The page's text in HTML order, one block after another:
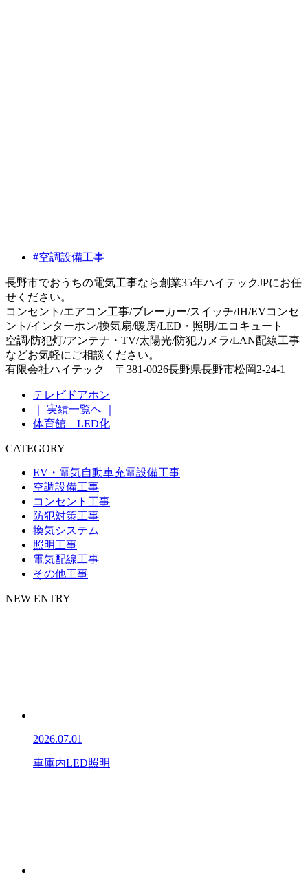
#空調設備工事
長野市でおうちの電気工事なら創業35年ハイテックJPにお任
せください。
コンセント/エアコン工事/ブレーカー/スイッチ/IH/EVコンセ
ント/インターホン/換気扇/暖房/LED・照明/エコキュート
空調/防犯灯/アンテナ・TV/太陽光/防犯カメラ/LAN配線工事
などお気軽にご相談ください。
有限会社ハイテック 〒381-0026長野県長野市松岡2-24-1
テレビドアホン
｜ 実績一覧へ ｜
体育館 LED化
CATEGORY
EV・電気自動車充電設備工事
空調設備工事
コンセント工事
防犯対策工事
換気システム
照明工事
電気配線工事
その他工事
NEW ENTRY
2026.07.01
車庫内LED照明